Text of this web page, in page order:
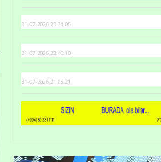
31-07-2026 23:34:05
31-07-2026 22:40:10
31-07-2026 21:05:21